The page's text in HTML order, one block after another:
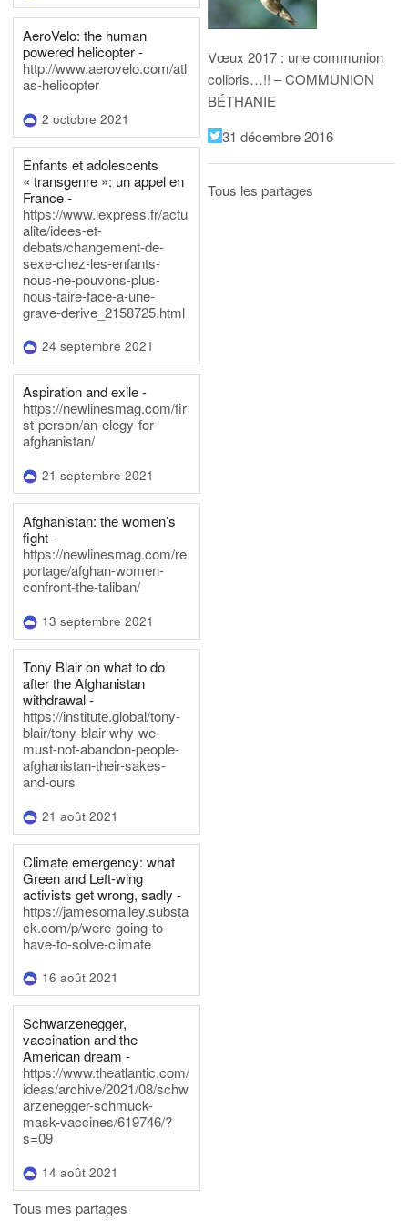
AeroVelo: the human
powered helicopter -
http://www.aerovelo.com/atl
as-helicopter
2 octobre 2021
Enfants et adolescents
« transgenre »: un appel en
France -
https://www.lexpress.fr/actu
alite/idees-et-
debats/changement-de-
sexe-chez-les-enfants-
nous-ne-pouvons-plus-
nous-taire-face-a-une-
grave-derive_2158725.html
24 septembre 2021
Aspiration and exile -
https://newlinesmag.com/fir
st-person/an-elegy-for-
afghanistan/
21 septembre 2021
Afghanistan: the women’s
fight -
https://newlinesmag.com/re
portage/afghan-women-
confront-the-taliban/
13 septembre 2021
Tony Blair on what to do
after the Afghanistan
withdrawal -
https://institute.global/tony-
blair/tony-blair-why-we-
must-not-abandon-people-
afghanistan-their-sakes-
and-ours
21 août 2021
Climate emergency: what
Green and Left-wing
activists get wrong, sadly -
https://jamesomalley.substa
ck.com/p/were-going-to-
have-to-solve-climate
16 août 2021
Schwarzenegger,
vaccination and the
American dream -
https://www.theatlantic.com/
ideas/archive/2021/08/schw
arzenegger-schmuck-
mask-vaccines/619746/?
s=09
14 août 2021
Tous mes partages
Vœux 2017 : une communion
colibris…!! – COMMUNION
BÉTHANIE
31 décembre 2016
Tous les partages